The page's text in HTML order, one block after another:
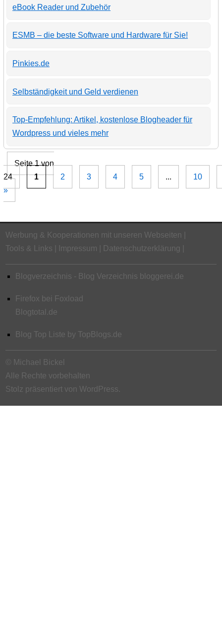
eBook Reader und Zubehör
ESMB – die beste Software und Hardware für Sie!
Pinkies.de
Selbständigkeit und Geld verdienen
Top-Empfehlung: Artikel, kostenlose Blogheader für
Wordpress und vieles mehr
Seite 1 von
24
1 2 3 4 5 ...
10
»
Werbung & Kooperationen mit unseren Webseiten
Tools & Links
Impressum Datenschutzerklärung
Blogverzeichnis - Blog Verzeichnis bloggerei.de
Firefox bei Foxload
Blogtotal.de
Blog Top Liste by TopBlogs.de
© Michael Bickel
Alle Rechte vorbehalten
Stolz präsentiert von WordPress.